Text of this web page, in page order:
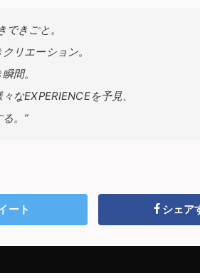
できごと。
リエーション。
間。
なEXPERIENCEを予見、
。”
ート シェア